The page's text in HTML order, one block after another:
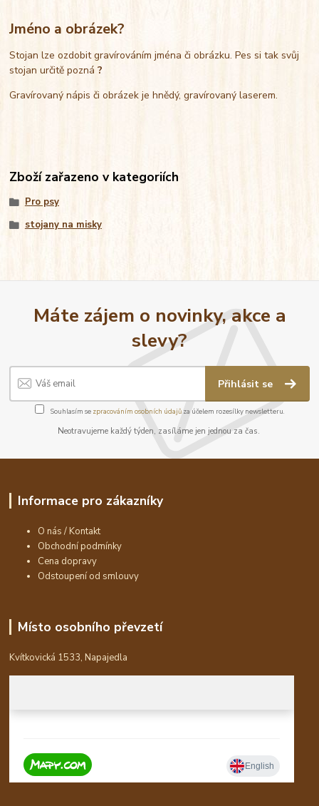
Jméno a obrázek?
Stojan lze ozdobit gravírováním jména či obrázku. Pes si tak svůj
stojan určitě pozná?
Gravírovaný nápis či obrázek je hnědý, gravírovaný laserem.
Zboží zařazeno v kategoriích
Pro psy
stojany na misky
Máte zájem o novinky, akce a
slevy?
Přihlásit se
Souhlasím se zpracováním osobních údajůza účelem rozesílky newsletteru.
Neotravujeme každý týden, zasíláme jen jednou za čas.
Informace pro zákazníky
O nás / Kontakt
Obchodní podmínky
Cena dopravy
Odstoupení od smlouvy
Místo osobního převzetí
Kvítkovická 1533, Napajedla